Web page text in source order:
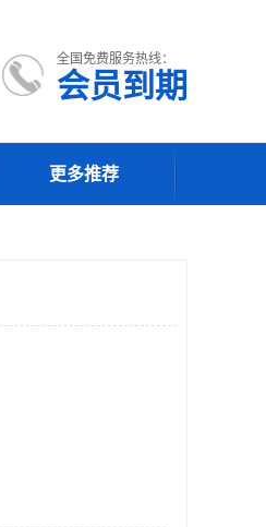
全国免费服务热线：
会员到期
更多推荐